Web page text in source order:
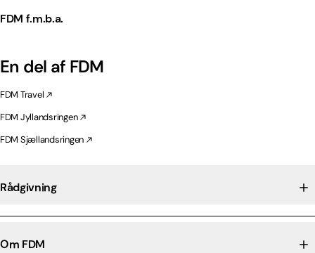
FDM f.m.b.a.
En del af FDM
FDM Travel
FDM Jyllandsringen
FDM Sjællandsringen
Rådgivning
Om FDM